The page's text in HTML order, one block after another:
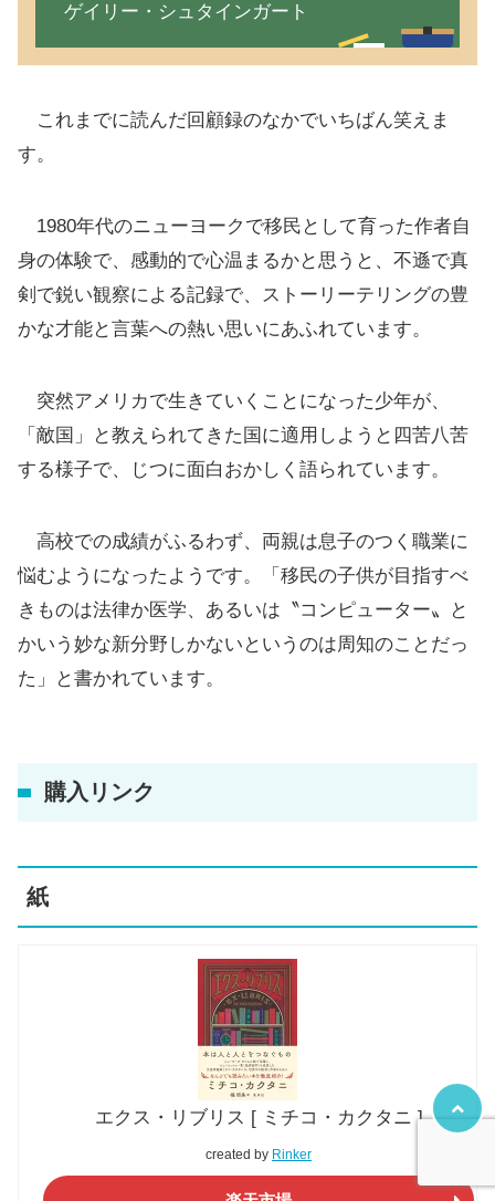
ゲイリー・シュタインガート
これまでに読んだ回顧録のなかでいちばん笑えま
す。
1980年代のニューヨークで移民として育った作者自
身の体験で、感動的で心温まるかと思うと、不遜で真
剣で鋭い観察による記録で、ストーリーテリングの豊
かな才能と言葉への熱い思いにあふれています。
突然アメリカで生きていくことになった少年が、
「敵国」と教えられてきた国に適用しようと四苦八苦
する様子で、じつに面白おかしく語られています。
高校での成績がふるわず、両親は息子のつく職業に
悩むようになったようです。「移民の子供が目指すべ
きものは法律か医学、あるいは〝コンピューター〟と
かいう妙な新分野しかないというのは周知のことだっ
た」と書かれています。
購入リンク
紙
エクス・リブリス [ ミチコ・カクタニ ]
created by Rinker